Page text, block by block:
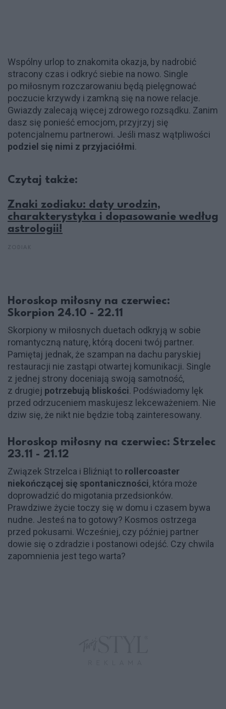
Wspólny urlop to znakomita okazja, by nadrobić
stracony czas i odkryć siebie na nowo. Single
po miłosnym rozczarowaniu będą pielęgnować
poczucie krzywdy i zamkną się na nowe relacje.
Gwiazdy zalecają więcej zdrowego rozsądku. Zanim
dasz się ponieść emocjom, przyjrzyj się
potencjalnemu partnerowi. Jeśli masz wątpliwości
podziel się nimi z przyjaciółmi.
Czytaj także:
Znaki zodiaku: daty urodzin,
charakterystyka i dopasowanie według
astrologii!
Horoskop miłosny na czerwiec:
Skorpion 24.10 - 22.11
Skorpiony w miłosnych duetach odkryją w sobie
romantyczną naturę, którą doceni twój partner.
Pamiętaj jednak, że szampan na dachu paryskiej
restauracji nie zastąpi otwartej komunikacji. Single
z jednej strony doceniają swoją samotność,
z drugiej potrzebują bliskości. Podświadomy lęk
przed odrzuceniem maskujesz lekceważeniem. Nie
dziw się, że nikt nie będzie tobą zainteresowany.
Horoskop miłosny na czerwiec: Strzelec
23.11 - 21.12
Związek Strzelca i Bliźniąt to rollercoaster
niekończącej się spontaniczności, która może
doprowadzić do migotania przedsionków.
Prawdziwe życie toczy się w domu i czasem bywa
nudne. Jesteś na to gotowy? Kosmos ostrzega
przed pokusami. Wcześniej, czy później partner
dowie się o zdradzie i postanowi odejść. Czy chwila
zapomnienia jest tego warta?